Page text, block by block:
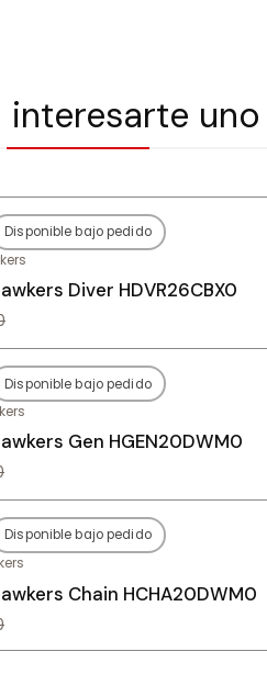
Disponible bajo pedido
Diver HDVR26CBX0
Disponible bajo pedido
Gen HGEN20DWM0
Disponible bajo pedido
Chain HCHA20DWM0